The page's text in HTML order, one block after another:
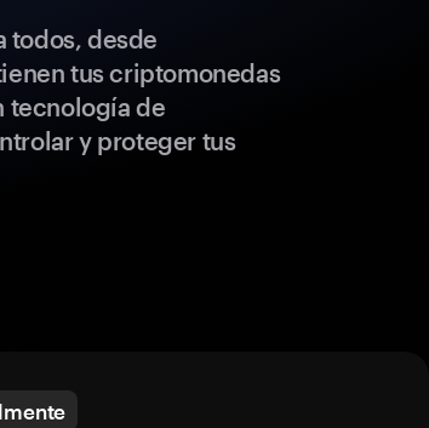
todos, desde
tus criptomonedas
tecnología de
y proteger tus